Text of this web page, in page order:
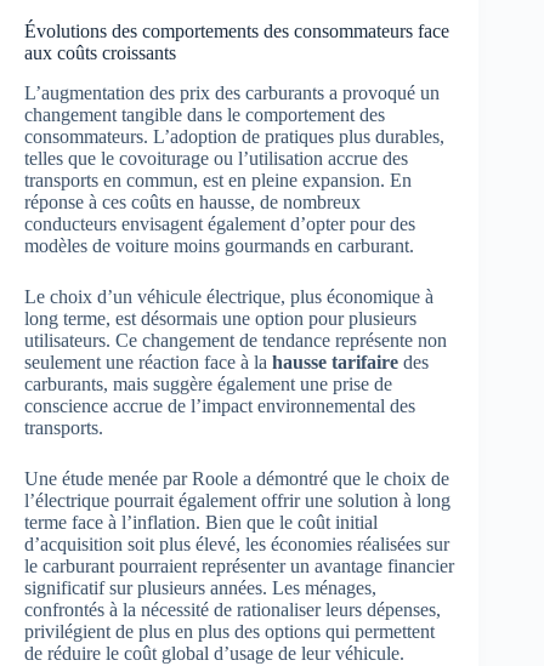
Évolutions des comportements des consommateurs face
aux coûts croissants
L’augmentation des prix des carburants a provoqué un
changement tangible dans le comportement des
consommateurs. L’adoption de pratiques plus durables,
telles que le covoiturage ou l’utilisation accrue des
transports en commun, est en pleine expansion. En
réponse à ces coûts en hausse, de nombreux
conducteurs envisagent également d’opter pour des
modèles de voiture moins gourmands en carburant.
Le choix d’un véhicule électrique, plus économique à
long terme, est désormais une option pour plusieurs
utilisateurs. Ce changement de tendance représente non
seulement une réaction face à la hausse tarifaire des
carburants, mais suggère également une prise de
conscience accrue de l’impact environnemental des
transports.
Une étude menée par Roole a démontré que le choix de
l’électrique pourrait également offrir une solution à long
terme face à l’inflation. Bien que le coût initial
d’acquisition soit plus élevé, les économies réalisées sur
le carburant pourraient représenter un avantage financier
significatif sur plusieurs années. Les ménages,
confrontés à la nécessité de rationaliser leurs dépenses,
privilégient de plus en plus des options qui permettent
de réduire le coût global d’usage de leur véhicule.